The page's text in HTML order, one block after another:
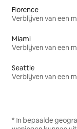
Florence
Verblijven van een
Miami
Verblijven van een
Seattle
Verblijven van een
* In bepaalde